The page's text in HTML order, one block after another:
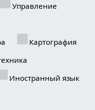
Управление
Картография
Иностранный язык